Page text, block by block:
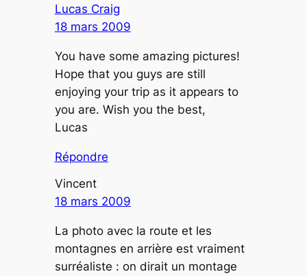
Lucas Craig
18 mars 2009
You have some amazing pictures!
Hope that you guys are still
enjoying your trip as it appears to
you are. Wish you the best,
Lucas
Répondre
Vincent
18 mars 2009
La photo avec la route et les
montagnes en arrière est vraiment
surréaliste : on dirait un montage